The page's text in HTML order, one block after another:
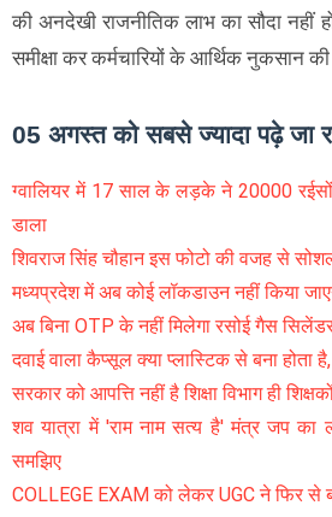
की अनदेखी राजनीतिक लाभ का सौदा नहीं
समीक्षा कर कर्मचारियों के आर्थिक नुकसान की
05 अगस्त को सबसे ज्यादा पढ़े जा
ग्वालियर में 17 साल के लड़के ने 20000
डाला
शिवराज सिंह चौहान इस फोटो की वजह से
मध्यप्रदेश में अब कोई लॉकडाउन नहीं किया
अब बिना OTP के नहीं मिलेगा रसोई गैस
दवाई वाला कैप्सूल क्या प्लास्टिक से बना होता
सरकार को आपत्ति नहीं है शिक्षा विभाग ही
शव यात्रा में 'राम नाम सत्य है' मंत्र जप का
समझिए
COLLEGE EXAM को लेकर UGC ने फिर से